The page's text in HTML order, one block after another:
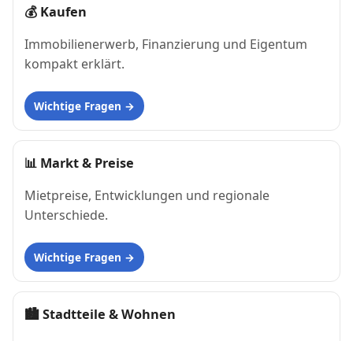
💰 Kaufen
Immobilienerwerb, Finanzierung und Eigentum
kompakt erklärt.
Wichtige Fragen
📊 Markt & Preise
Mietpreise, Entwicklungen und regionale
Unterschiede.
Wichtige Fragen
🏙Stadtteile & Wohnen